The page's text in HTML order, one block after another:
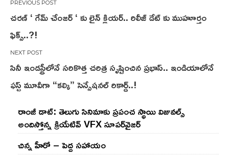
Post
navigation
చరణ్ ‘ గేమ్ చేంజర్ ‘ కు లైన్ క్లియర్.. రిలీజ్ డేట్ కు ముహూర్తం
ఫిక్స్..?!
సినీ ఇండస్ట్రీలోనే సరికొత్త చరిత్ర సృష్టించిన ప్రభాస్.. ఇండియాలోనే
ఫస్ట్ మూవీగా “కల్కి” సెన్సేషనల్ రికార్డ్..!
రాంజీ డాట్: తెలుగు సినిమాకు ప్రపంచ స్థాయి విజువల్స్
అందిస్తోన్న క్రియేటివ్ VFX సూపర్‌వైజర్
చిన్న హీరో – పెద్ద సహాయం